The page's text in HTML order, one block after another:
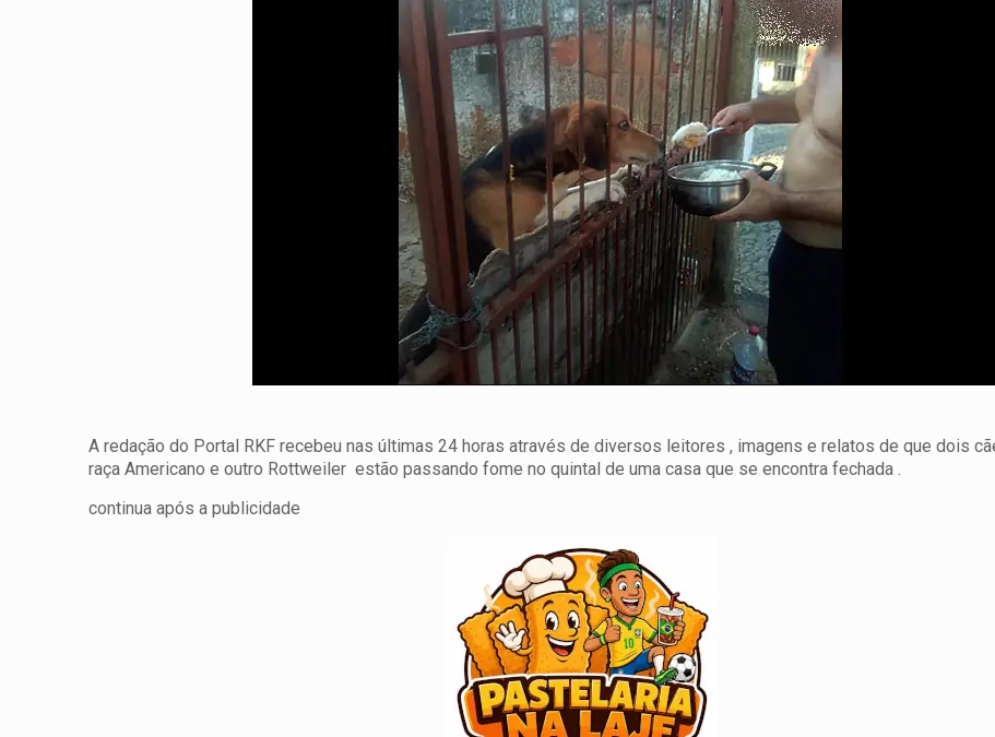
A redação do Portal RKF recebeu nas últimas 24 horas através de diversos leitores , imagens e relatos de que dois
raça Americano e outro Rottweiler estão passando fome no quintal de uma casa que se encontra fechada .
continua após a publicidade